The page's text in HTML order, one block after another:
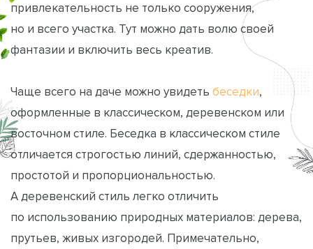
привлекательность не только сооружения,
но и всего участка. Тут можно дать волю своей
фантазии и включить весь креатив.
Чаще всего на даче можно увидеть беседки
оформленные в классическом, деревенском или
восточном стиле. Беседка в классическом стиле
отличается строгостью линий, сдержанностью,
простотой и пропорциональностью.
А деревенский стиль легко отличить
по использованию природных материалов: дерева,
прутьев, живых изгородей. Примечательно,